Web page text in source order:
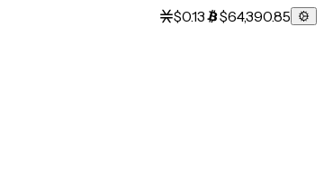
$0.13 $64,390.85